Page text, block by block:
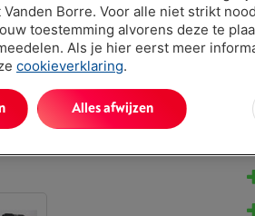
Borre. Voor alle niet strikt
toestemming alvorens deze te
Als je hier eerst meer
cookieverklaring.
Alles afwijzen